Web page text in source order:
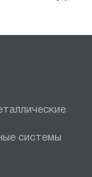
системы